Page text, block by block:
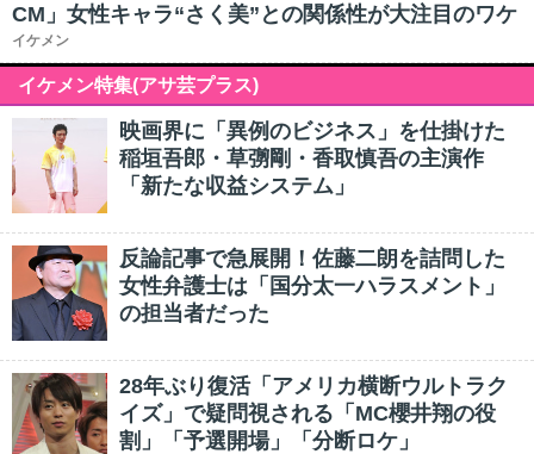
CM」女性キャラ“さく美”との関係性が大注目のワケ
イケメン
イケメン特集(アサ芸プラス)
映画界に「異例のビジネス」を仕掛けた
稲垣吾郎・草彅剛・香取慎吾の主演作
「新たな収益システム」
反論記事で急展開！佐藤二朗を詰問した
女性弁護士は「国分太一ハラスメント」
の担当者だった
28年ぶり復活「アメリカ横断ウルトラク
イズ」で疑問視される「MC櫻井翔の役
割」「予選開場」「分断ロケ」